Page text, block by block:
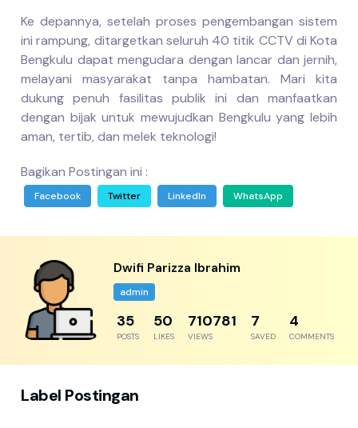
Ke depannya, setelah proses pengembangan sistem
ini rampung, ditargetkan seluruh 40 titik CCTV di Kota
Bengkulu dapat mengudara dengan lancar dan jernih,
melayani masyarakat tanpa hambatan. Mari kita
dukung penuh fasilitas publik ini dan manfaatkan
dengan bijak untuk mewujudkan Bengkulu yang lebih
aman, tertib, dan melek teknologi!
Bagikan Postingan ini :
Facebook Twitter LinkedIn WhatsApp
Dwifi Parizza Ibrahim
admin
44
POSTS
61
LIKES
874808
VIEWS
8
SAVED
5
COMMENTS
Label Postingan